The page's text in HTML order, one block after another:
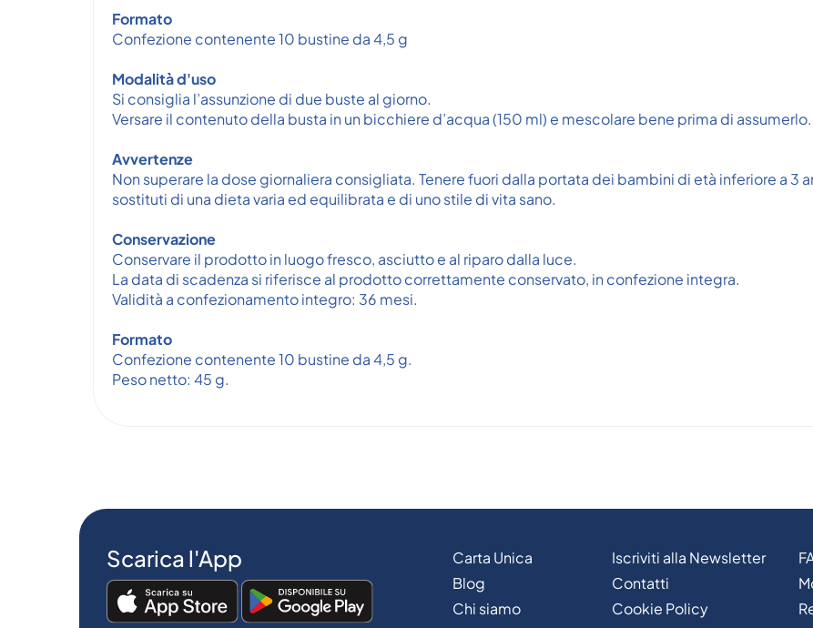
Formato
Confezione contenente 10 bustine da 4,5 g
Modalità d'uso
Si consiglia l’assunzione di due buste al giorno.
Versare il contenuto della busta in un bicchiere d’acqua (150 ml) e mescolare bene prima di assumerlo.
Avvertenze
Non superare la dose giornaliera consigliata. Tenere fuori dalla portata dei bambini di età inferiore a 3
sostituti di una dieta varia ed equilibrata e di uno stile di vita sano.
Conservazione
Conservare il prodotto in luogo fresco, asciutto e al riparo dalla luce.
La data di scadenza si riferisce al prodotto correttamente conservato, in confezione integra.
Validità a confezionamento integro: 36 mesi.
Formato
Confezione contenente 10 bustine da 4,5 g.
Peso netto: 45 g.
Scarica l'App
Carta Unica
Blog
Chi siamo
Iscriviti alla Newsletter
Contatti
Cookie Policy